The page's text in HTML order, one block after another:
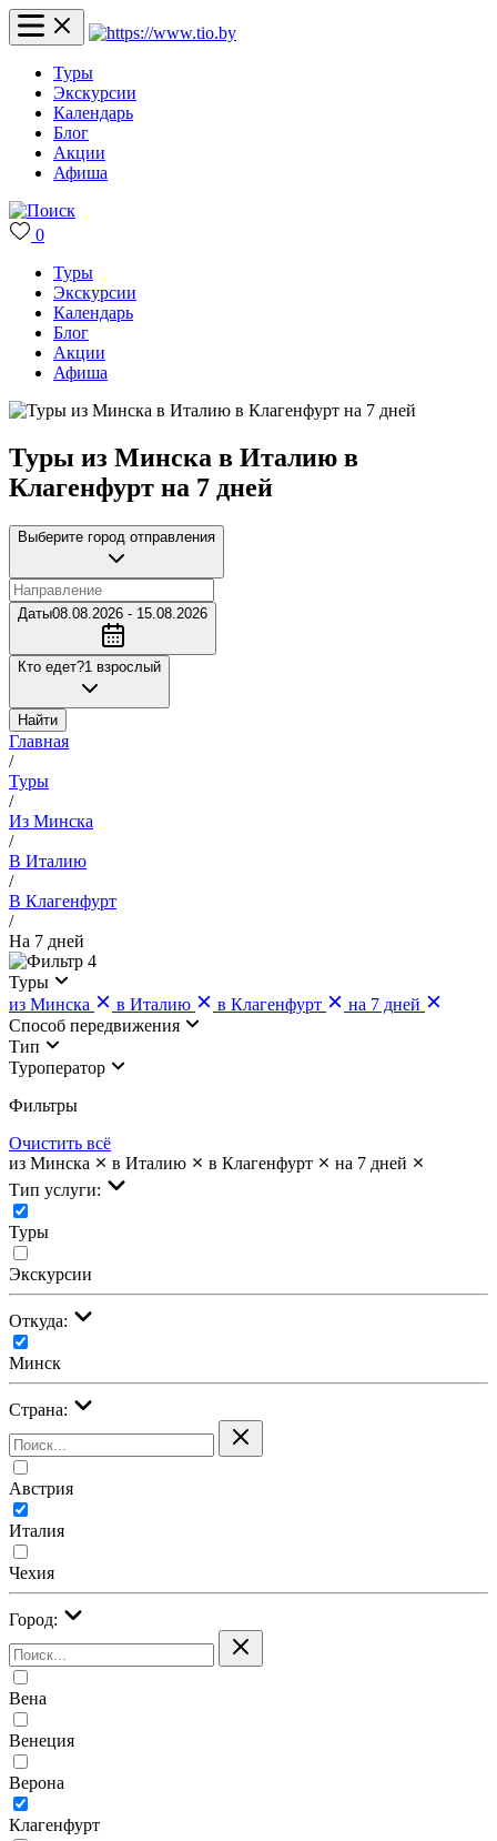
Туры
Экскурсии
Календарь
Блог
Акции
Афиша
0
Туры
Экскурсии
Календарь
Блог
Акции
Афиша
Туры из Минска в Италию в
Клагенфурт на 7 дней
Выберите город отправления
Даты08.08.2026 - 15.08.2026
Кто едет?1 взрослый
Найти
Главная
/
Туры
/
Из Минска
/
В Италию
/
В Клагенфурт
/
На 7 дней
4
Туры
из Минска
в Италию в Клагенфурт
на 7 дней
Cпособ передвижения
Тип
Туроператор
Фильтры
Очистить всё
из Минска
в Италию в Клагенфурт
на 7 дней
Тип услуги:
Туры
Экскурсии
Откуда:
Минск
Страна:
Австрия
Италия
Чехия
Город:
Вена
Венеция
Верона
Клагенфурт